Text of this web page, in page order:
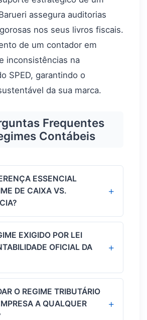
assegura auditorias
nos seus livros fiscais.
de um contador em
inconsistências na
SPED, garantindo o
da sua marca.
Frequentes
Contábeis
ESSENCIAL
DE CAIXA VS.
+
competência registra as
na data em que a
ocorre (fato
de caixa contabiliza
estritamente no
que o dinheiro entra ou sai
da empresa.
EXIGIDO POR LEI
OFICIAL DA
+
comercial e as normas
exigem que a
oficial e a emissão do
O REGIME TRIBUTÁRIO
A QUALQUER
+